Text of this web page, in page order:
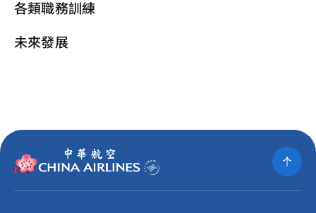
各類職務訓練
未來發展